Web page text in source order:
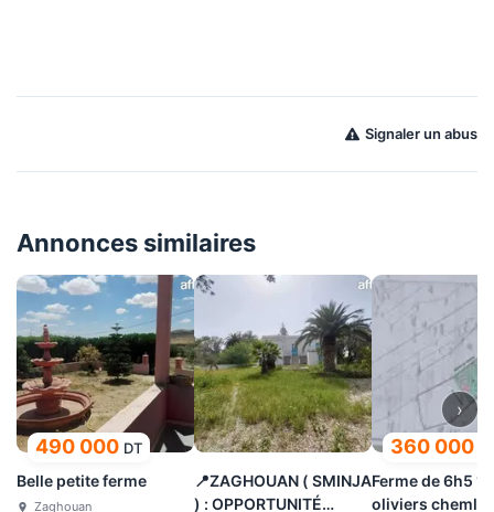
Signaler un abus
Annonces similaires
490 000 DT
Belle petite ferme
Zaghouan
📍ZAGHOUAN ( SMINJA
) : OPPORTUNITÉ
360 000
Ferme de 6h5 1
oliviers
›